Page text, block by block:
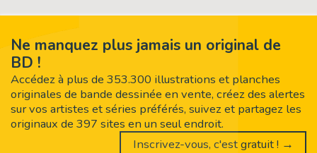
Ne manquez plus jamais un original de
BD !
Accédez à plus de 353.300 illustrations et planches
originales de bande dessinée en vente, créez des alertes
sur vos artistes et séries préférés, suivez et partagez les
originaux de 397 sites en un seul endroit.
Inscrivez-vous, c'est gratuit ! →